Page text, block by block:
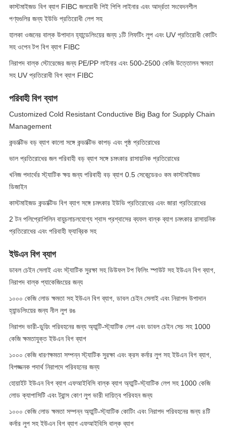
কাস্টমাইজড বিগ ব্যাগ FIBC জলরোধী পিই পিপি লাইনার এবং আর্দ্রতা সংবেদনশীল
পণ্যগুলির জন্য ইউভি প্রতিরোধী লেপ সহ
হালকা ওজনের বাল্ক উপাদান হ্যান্ডেলিংয়ের জন্য ১টি লিফটিং লুপ এবং UV প্রতিরোধী কোটিং
সহ ওপেন টপ বিগ ব্যাগ FIBC
নিরাপদ বাল্ক স্টোরেজের জন্য PE/PP লাইনার এবং 500-2500 কেজি উত্তোলন ক্ষমতা
সহ UV প্রতিরোধী বিগ ব্যাগ FIBC
পরিবাহী বিগ ব্যাগ
Customized Cold Resistant Conductive Big Bag for Supply Chain
Management
কন্ডাক্টিভ বড় ব্যাগ কালো সঙ্গে কন্ডাক্টিভ কাপড় এবং পৃষ্ঠ প্রতিরোধের
ভাল প্রতিরোধের জল পরিবাহী বড় ব্যাগ সঙ্গে চমৎকার রাসায়নিক প্রতিরোধের
খনিজ পদার্থের স্ট্যাটিক ক্ষয় জন্য পরিবাহী বড় ব্যাগ 0.5 সেকেন্ডেরও কম কাস্টমাইজড
ডিজাইন
কাস্টমাইজড কন্ডাক্টিভ বিগ ব্যাগ সঙ্গে চমৎকার ইউভি প্রতিরোধের এবং জারা প্রতিরোধের
2 টন পলিপ্রোপিলিন বায়ুচলাচলযোগ্য শ্বাস প্রশ্বাসের ব্যফল বাল্ক ব্যাগ চমৎকার রাসায়নিক
প্রতিরোধের এবং পরিবাহী ফ্যাব্রিক সহ
ইউএন বিগ ব্যাগ
ডাবল চেইন সেলাই এবং স্ট্যাটিক সুরক্ষা সহ ডিউফল টপ ফিলিং স্পাউট সহ ইউএন বিগ ব্যাগ,
নিরাপদ বাল্ক প্যাকেজিংয়ের জন্য
১০০০ কেজি লোড ক্ষমতা সহ ইউএন বিগ ব্যাগ, ডাবল চেইন সেলাই এবং নিরাপদ উপাদান
হ্যান্ডলিংয়ের জন্য নীল লুপ রঙ
নিরাপদ ভারী-ডুয়িং পরিবহনের জন্য অ্যান্টি-স্ট্যাটিক লেপ এবং ডাবল চেইন সেচ সহ 1000
কেজি ক্ষমতাযুক্ত ইউএন বিগ ব্যাগ
১০০০ কেজি ধারণক্ষমতা সম্পন্ন স্ট্যাটিক সুরক্ষা এবং ক্রস কর্নার লুপ সহ ইউএন বিগ ব্যাগ,
বিপজ্জনক পদার্থ নিরাপদে পরিবহনের জন্য
হোয়াইট ইউএন বিগ ব্যাগ এফআইবিসি বাল্ক ব্যাগ অ্যান্টি-স্ট্যাটিক লেপ সহ 1000 কেজি
লোড ক্যাপাসিটি এবং ট্রান্স কোণ লুপ ভারী দায়িত্ব পরিবহন জন্য
১০০০ কেজি লোড ক্ষমতা সম্পন্ন অ্যান্টি-স্ট্যাটিক কোটিং এবং নিরাপদ পরিবহনের জন্য ৪টি
কর্নার লুপ সহ ইউএন বিগ ব্যাগ এফআইবিসি বাল্ক ব্যাগ